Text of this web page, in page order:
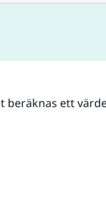
beräknas ett